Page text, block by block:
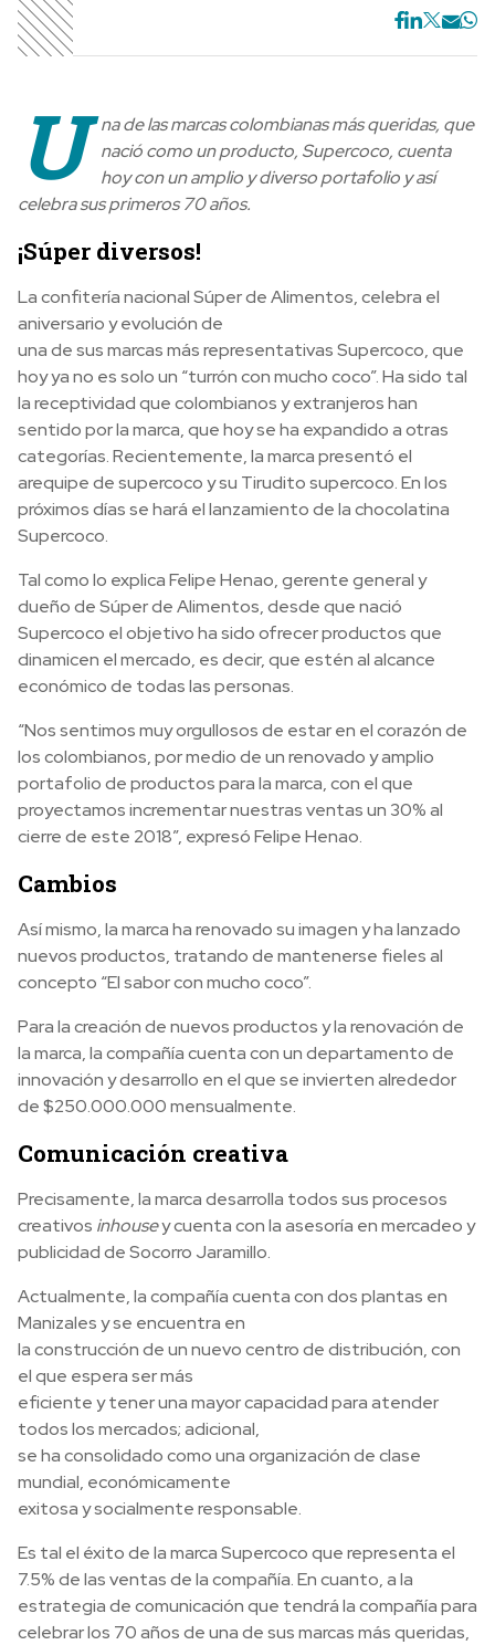
U
na de las marcas colombianas más queridas, que
nació como un producto, Supercoco, cuenta
hoy con un amplio y diverso portafolio y así
celebra sus primeros 70 años.
¡Súper diversos!
La confitería nacional Súper de Alimentos, celebra el
aniversario y evolución de
una de sus marcas más representativas Supercoco, que
hoy ya no es solo un “turrón con mucho coco”. Ha sido tal
la receptividad que colombianos y extranjeros han
sentido por la marca, que hoy se ha expandido a otras
categorías. Recientemente, la marca presentó el
arequipe de supercoco y su Tirudito supercoco. En los
próximos días se hará el lanzamiento de la chocolatina
Supercoco.
Tal como lo explica Felipe Henao, gerente general y
dueño de Súper de Alimentos, desde que nació
Supercoco el objetivo ha sido ofrecer productos que
dinamicen el mercado, es decir, que estén al alcance
económico de todas las personas.
“Nos sentimos muy orgullosos de estar en el corazón de
los colombianos, por medio de un renovado y amplio
portafolio de productos para la marca, con el que
proyectamos incrementar nuestras ventas un 30% al
cierre de este 2018”, expresó Felipe Henao.
Cambios
Así mismo, la marca ha renovado su imagen y ha lanzado
nuevos productos, tratando de mantenerse fieles al
concepto “El sabor con mucho coco”.
Para la creación de nuevos productos y la renovación de
la marca, la compañía cuenta con un departamento de
innovación y desarrollo en el que se invierten alrededor
de $250.000.000 mensualmente.
Comunicación creativa
Precisamente, la marca desarrolla todos sus procesos
creativos inhousey cuenta con la asesoría en mercadeo y
publicidad de Socorro Jaramillo.
Actualmente, la compañía cuenta con dos plantas en
Manizales y se encuentra en
la construcción de un nuevo centro de distribución, con
el que espera ser más
eficiente y tener una mayor capacidad para atender
todos los mercados; adicional,
se ha consolidado como una organización de clase
mundial, económicamente
exitosa y socialmente responsable.
Es tal el éxito de la marca Supercoco que representa el
7.5% de las ventas de la compañía. En cuanto, a la
estrategia de comunicación que tendrá la compañía para
celebrar los 70 años de una de sus marcas más queridas,